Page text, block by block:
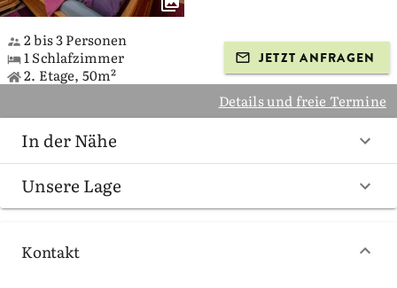
2 bis 3 Personen
1 Schlafzimmer
2. Etage, 50m²
JETZT ANFRAGEN
Details und freie Termine
In der Nähe
Unsere Lage
Kontakt